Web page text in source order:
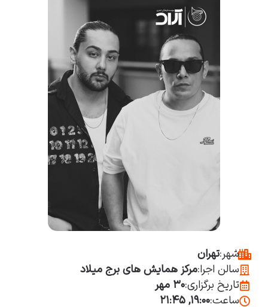
شهر:تهران
سالن اجرا:مرکز همایش های برج میلاد
تاریخ برگزاری:۳۰ مهر
ساعت:۱۹:۰۰, ۲۱:۴۵